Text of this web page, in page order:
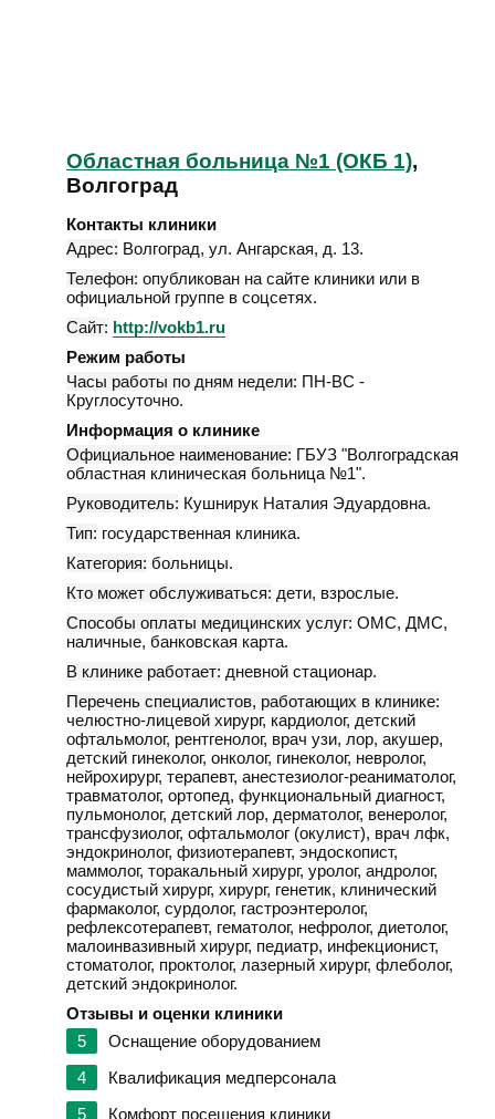
Областная больница №1 (ОКБ 1),
Волгоград
Контакты клиники
Адрес: Волгоград, ул. Ангарская, д. 13.
Телефон: опубликован на сайте клиники или в
официальной группе в соцсетях.
Сайт: http://vokb1.ru
Режим работы
Часы работы по дням недели: ПН-ВС -
Круглосуточно.
Информация о клинике
Официальное наименование: ГБУЗ "Волгоградская
областная клиническая больница №1".
Руководитель: Кушнирук Наталия Эдуардовна.
Тип: государственная клиника.
Категория: больницы.
Кто может обслуживаться: дети, взрослые.
Способы оплаты медицинских услуг: ОМС, ДМС,
наличные, банковская карта.
В клинике работает: дневной стационар.
Перечень специалистов, работающих в клинике:
челюстно-лицевой хирург, кардиолог, детский
офтальмолог, рентгенолог, врач узи, лор, акушер,
детский гинеколог, онколог, гинеколог, невролог,
нейрохирург, терапевт, анестезиолог-реаниматолог,
травматолог, ортопед, функциональный диагност,
пульмонолог, детский лор, дерматолог, венеролог,
трансфузиолог, офтальмолог (окулист), врач лфк,
эндокринолог, физиотерапевт, эндоскопист,
маммолог, торакальный хирург, уролог, андролог,
сосудистый хирург, хирург, генетик, клинический
фармаколог, сурдолог, гастроэнтеролог,
рефлексотерапевт, гематолог, нефролог, диетолог,
малоинвазивный хирург, педиатр, инфекционист,
стоматолог, проктолог, лазерный хирург, флеболог,
детский эндокринолог.
Отзывы и оценки клиники
5
Оснащение оборудованием
4
Квалификация медперсонала
5
Комфорт посещения клиники